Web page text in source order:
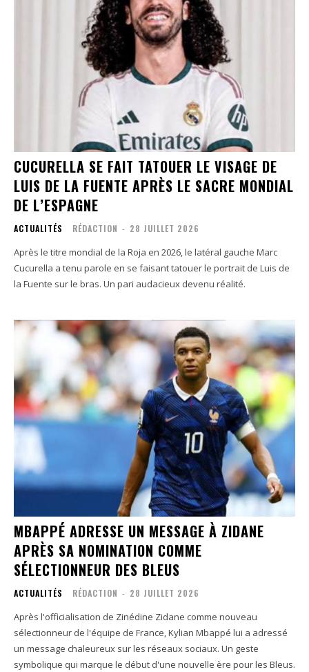
CUCURELLA SE FAIT TATOUER LE VISAGE DE
LUIS DE LA FUENTE APRÈS LE SACRE MONDIAL
DE L’ESPAGNE
ACTUALITÉS RÉDACTION - 28 JUILLET 2026
Après le titre mondial de la Roja en 2026, le latéral gauche Marc
Cucurella a tenu parole en se faisant tatouer le portrait de Luis de
la Fuente sur le bras. Un pari audacieux devenu réalité.
MBAPPÉ ADRESSE UN MESSAGE À ZIDANE
APRÈS SA NOMINATION COMME
SÉLECTIONNEUR DES BLEUS
ACTUALITÉS RÉDACTION - 28 JUILLET 2026
Après l'officialisation de Zinédine Zidane comme nouveau
sélectionneur de l'équipe de France, Kylian Mbappé lui a adressé
un message chaleureux sur les réseaux sociaux. Un geste
symbolique qui marque le début d'une nouvelle ère pour les Bleus.